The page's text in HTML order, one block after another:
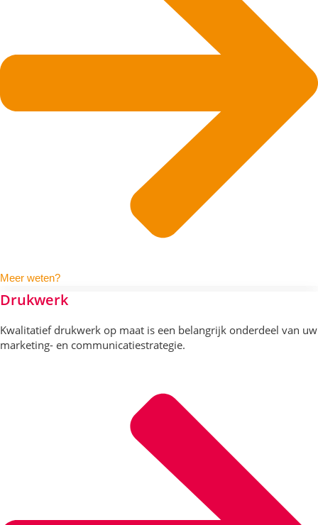
Meer weten?
Drukwerk
Kwalitatief drukwerk op maat is een belangrijk onderdeel van uw
marketing- en communicatiestrategie.